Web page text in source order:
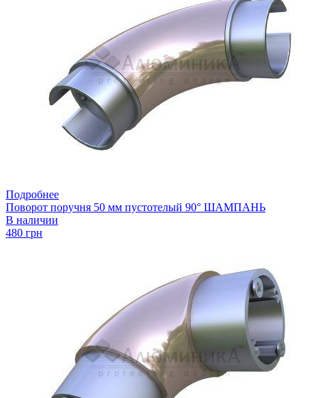
Подробнее
Поворот поручня 50 мм пустотелый 90° ШАМПАНЬ
В наличии
480 грн